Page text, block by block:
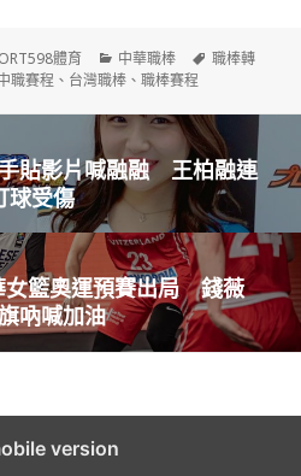
體育
分
類
中華職棒
標
職棒轉
職賽程 、 台灣職棒 、職棒賽程
貼影片喊融融 王柏融連
球受傷
女籃奧運預賽出局 錢薇
吶喊加油
version